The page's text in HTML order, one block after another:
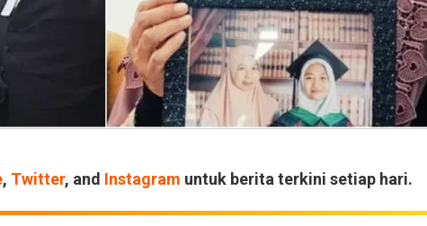
, Twitter, and Instagram untuk berita terkini setiap hari.